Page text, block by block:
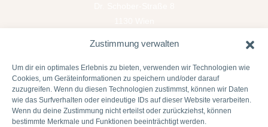
Zustimmung verwalten
Um dir ein optimales Erlebnis zu bieten, verwenden wir Technologien wie
Cookies, um Geräteinformationen zu speichern und/oder darauf
zuzugreifen. Wenn du diesen Technologien zustimmst, können wir Daten
wie das Surfverhalten oder eindeutige IDs auf dieser Website verarbeiten.
Wenn du deine Zustimmung nicht erteilst oder zurückziehst, können
bestimmte Merkmale und Funktionen beeinträchtigt werden.
hallo@hubertakunkel.com
T: +43 664 23 27 304
Rechtliches